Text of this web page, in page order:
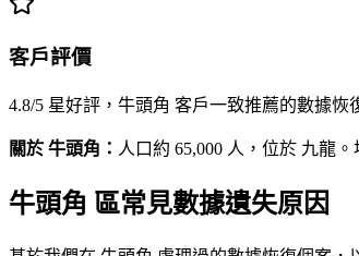
客戶評價
4.8/5 星好評，牛頭角 客戶一致推薦的數據恢
關於 牛頭角： 人口約 65,000 人，位於 九龍
牛頭角 區常見數據遺失原因